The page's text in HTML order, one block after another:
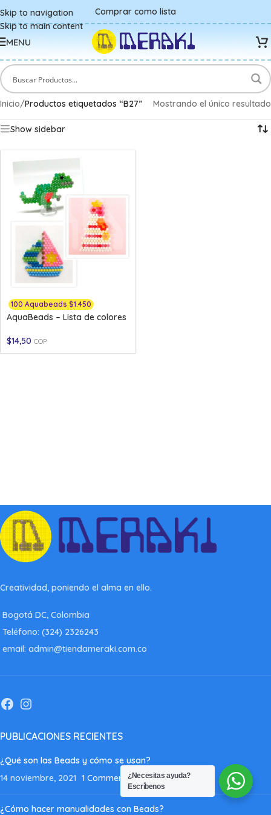
Skip to navigation
Skip to main content
Comprar como lista
MENU
Inicio/Productos etiquetados “B27” Mostrando el único resultado
Show sidebar
100 Aquabeads $1.450
AquaBeads – Lista de colores
$14,50 COP
Creatividad, poniendo el alma en ello.
Bogotá DC, Colombia
Teléfono: (324) 2326243
email: admin@tiendameraki.com.co
PUBLICACIONES RECIENTES
¿Qué son las Beads y cómo se usan?
14 noviembre, 2021 1 Comment
¿Cómo hacer manualidades con Beads?
¿Necesitas ayuda?
Escríbenos